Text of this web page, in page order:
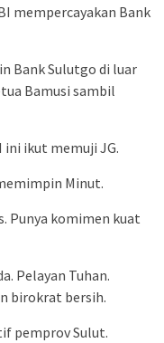
mempercayakan Bank
Bank Sulutgo di luar
Bamusi sambil
ini ikut memuji JG.
Minut.
Punya komimen kuat
Pelayan Tuhan.
birokrat bersih.
pemprov Sulut.